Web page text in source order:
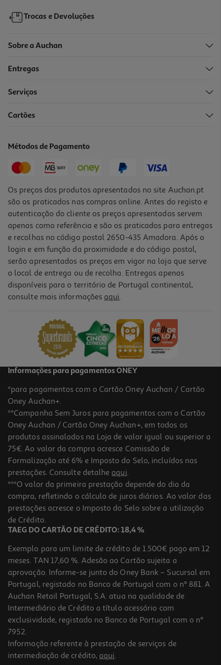
Compasso Auchan Com 5 Peças Cores Sortidas
Compasso Rotring Universal
9.99 €/un
9,99 €
Compasso Origin Maped 5 Peças
Trocas e Devoluções
Sobre a Auchan
Entregas
Serviços
Cartões
Métodos de Pagamento
Os preços dos produtos apresentados no site Auchan.pt
são os praticados nas compras online. Antes do registo e
autenticação do cliente os preços apresentados servem
apenas como referência e são os praticados para entregas
e recolhas no código postal 2650-435 Amadora. Após o
login e em função da proximidade e do código postal,
serão apresentados os preços em vigor na loja que serve
o local de entrega ou de recolha. Entregas apenas
disponíveis para o território de Portugal continental,
consulte mais informações aqui.
Informações para pagamentos ONEY
*para pagamentos com o Cartão Oney Auchan / Cartão
Oney Auchan+.
**Campanha Sem Juros para pagamentos com o Cartão
Oney Auchan / Cartão Oney Auchan+, em todos os
produtos assinalados na Loja de valor igual ou superior a
75€. Ao valor da compra acresce Comissão de
Formalização até 6% e Imposto do Selo, incluídos nas
prestações. Consulte detalhe aqui.
***O valor da primeira prestação depende do dia da
compra, refletindo o cálculo de juros diários. Ao valor das
prestações acresce o Imposto do Selo sobre a utilização
de Crédito.
TAEG DO CARTÃO DE CRÉDITO: 18,4 %
Exemplo para um limite de crédito de 1.500€ pago em 12
meses. TAN 17,60 %. Adesão ao Cartão sujeita a
aprovação. Informe-se junto do Oney Bank – Sucursal em
Portugal, registado no Banco de Portugal com o nº 881. A
Auchan Retail Portugal, S.A. atua na qualidade de
Intermediário de Crédito a título acessório com
exclusividade, registado no Banco de Portugal com o nº
7952.
Informação referente à prestação de serviços de
intermediação de crédito, aqui.